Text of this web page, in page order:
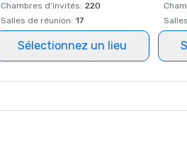
Chambres d'invités: 220
Salles de réunion: 17
Sélectionnez un lieu